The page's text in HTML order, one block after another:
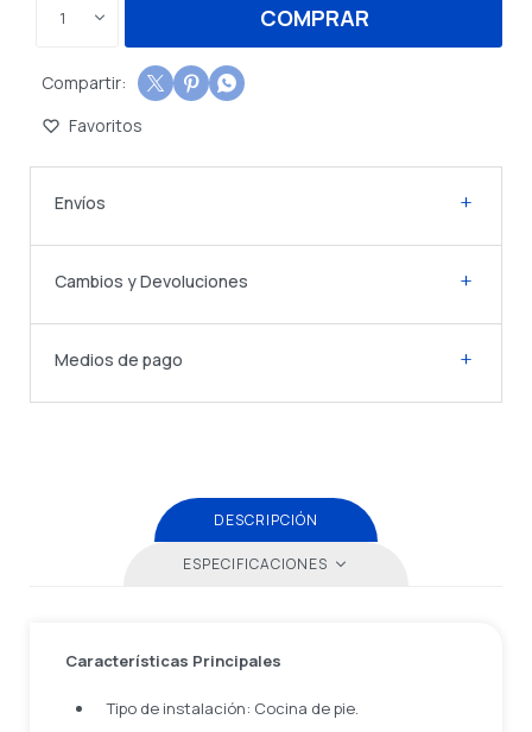
1 COMPRAR
  
Envíos
Cambios y Devoluciones
Medios de pago
DESCRIPCIÓN
ESPECIFICACIONES
Características Principales
Tipo de instalación: Cocina de pie.